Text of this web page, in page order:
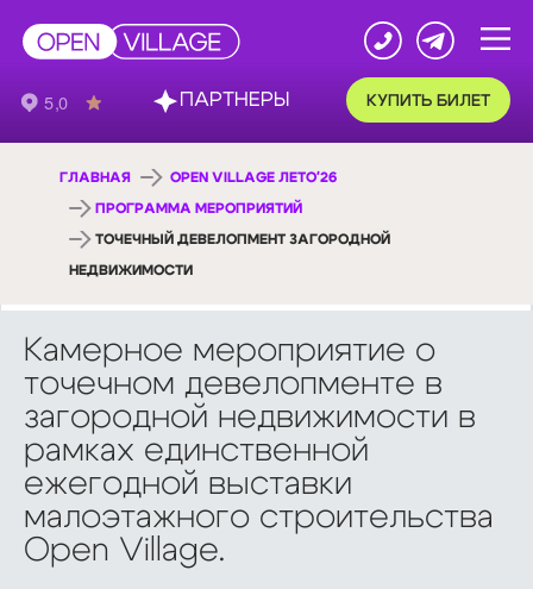
КУПИТЬ БИЛЕТ
ГЛАВНАЯ OPEN VILLAGE ЛЕТО'26
ПРОГРАММА МЕРОПРИЯТИЙ
ТОЧЕЧНЫЙ ДЕВЕЛОПМЕНТ ЗАГОРОДНОЙ
НЕДВИЖИМОСТИ
Камерное мероприятие о
точечном девелопменте в
загородной недвижимости в
рамках единственной
ежегодной выставки
малоэтажного строительства
Open Village.